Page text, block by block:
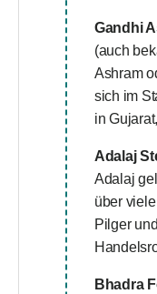
Gandhi
(auch
Ashram
sich im
in
Adalaj
Adalaj
über
Pilger
Bhadra